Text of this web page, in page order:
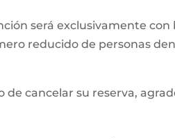
será exclusivamente
reducido de personas
de cancelar su reserva,